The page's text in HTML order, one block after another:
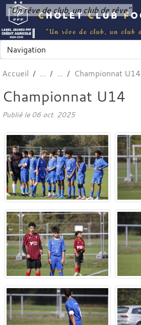
"Un rêve de club, un club de rêve"
Accueil Championnat U14
Championnat U14
Publié le 06 oct. 2025
Panneau de gestion des cookies